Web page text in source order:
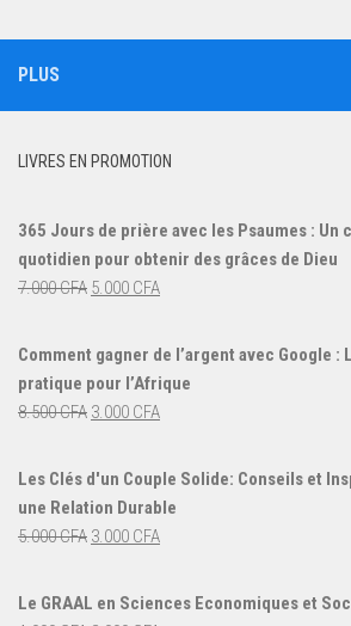
PLUS
LIVRES EN PROMOTION
365 Jours de prière avec les Psaumes : Un
quotidien pour obtenir des grâces de Dieu
7.000CFA Le
était :
7.000 CFA.
5.000 CFALe
actuel
est :
Comment gagner de l’argent avec Google :
pratique pour l’Afrique
8.500CFA Le
initial
était :
8.500 CFA.
3.000 CFALe
actuel
est :
Les Clés d'un Couple Solide: Conseils et
une Relation Durable
5.000CFA Le
initial
était :
3.000 CFALe
actuel
Le GRAAL en Sciences Economiques et